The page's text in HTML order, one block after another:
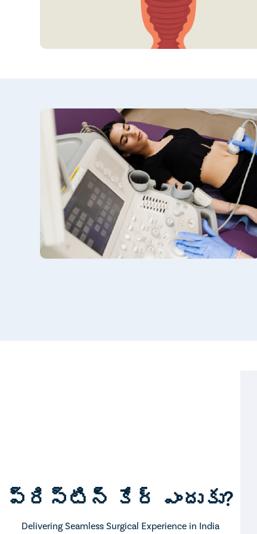
ప్రిస్టిన్ కేర్ ఎందుకు?
Delivering Seamless Surgical Experience in India